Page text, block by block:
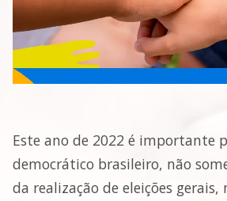
Este ano de 2022 é importante
democrático brasileiro, não
da realização de eleições